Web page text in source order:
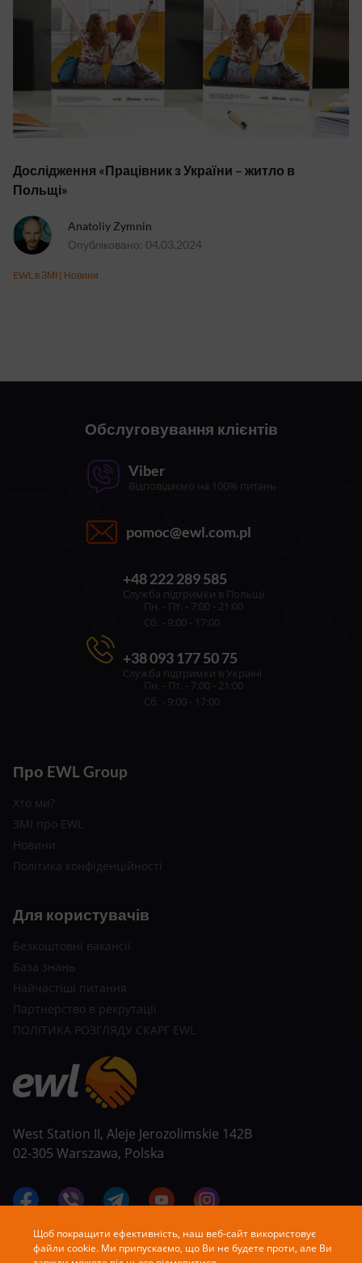
Щоб покращити ефективність, наш веб-сайт використовує
файли cookie. Ми припускаємо, що Ви не будете проти, але Ви
Дослідження «Працівник з України – житло в
Польщі»
Anatoliy Zymnin
Опубліковано: 04.03.2024
EWL в ЗМІ | Новини
West Station II, Aleje Jerozolimskie 142B
02-305 Warszawa, Polska
Про EWL Group
Хто ми?
ЗМІ про EWL
Новини
Політика конфіденційності
Для користувачів
Безкоштовні вакансії
База знань
Найчастіші питання
Партнерство в рекрутації
ПОЛІТИКА РОЗГЛЯДУ СКАРГ EWL
Обслуговування клієнтів
Viber
Відповідаємо на 100% питань
pomoc@ewl.com.pl
+48 222 289 585
Служба підтримки в Польщі
Пн. - Пт. - 7:00 - 21:00
Сб. - 9:00 - 17:00
+38 093 177 50 75
Служба підтримки в Україні
Пн. - Пт. - 7:00 - 21:00
Сб. - 9:00 - 17:00